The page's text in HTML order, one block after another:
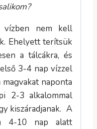
vízben nem kell
Ehelyett terítsük
a tálcákra, és
3-4 nap vízzel
naponta
2-3 alkalommal
kiszáradjanak. A
4-10 nap alatt